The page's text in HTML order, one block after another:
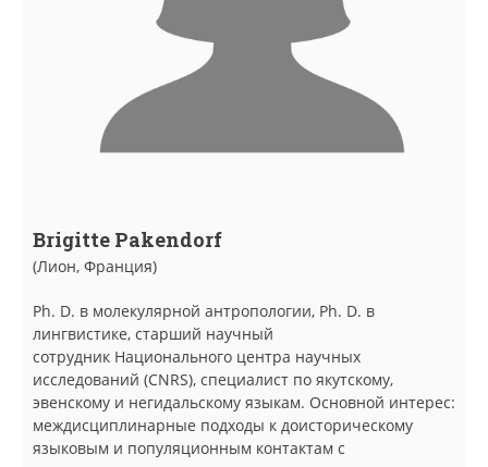
Brigitte Pakendorf
(Лион, Франция)
Ph. D. в молекулярной антропологии, Ph. D. в
лингвистике, старший научный
сотрудник Национального центра научных
исследований (CNRS), специалист по якутскому,
эвенскому и негидальскому языкам. Основной интерес:
междисциплинарные подходы к доисторическому
языковым и популяционным контактам с